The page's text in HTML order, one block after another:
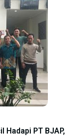
Hadapi PT BJAP,